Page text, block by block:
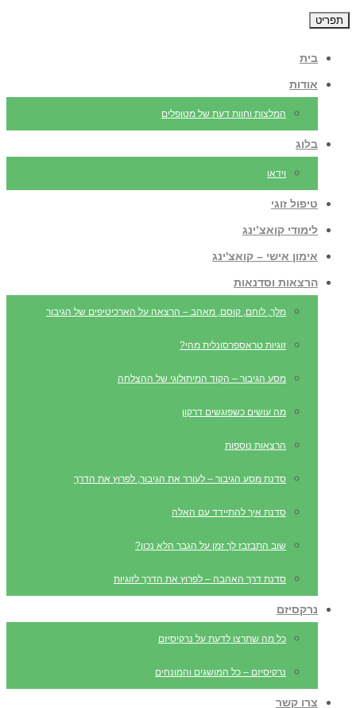
תפריט
בית
אודות
המלצות וחוות דעת של מטופלים
בלוג
וידאו
טיפול זוגי
לימודי קואצ’ינג
אימון אישי – קואצ'ינג
הרצאות וסדנאות
מלך, לוחם, קוסם, מאהב – הרצאה על הארכיטיפים של הגיבור
זוגיות טראספרסונלית מהי?
מסע הגיבור – הקוד המיתולוגי של ההצלחה
מה עושים כשפוגשים דרקון
הרצאות נוספות
סדנת מסע הגיבור – לעורר את הגיבור, לפרוץ את הדרך
סדנת איך להתיידד עם האלה
שוב התבזבז לך זמן על הגבר הלא נכון?
סדנת דרך האהבה – לפרוץ את הדרך לזוגיות
נרקסיזם
כל מה שתרצו לדעת על נרקיסיזם
נרקיסיזם – כל המושגים והמונחים
צרו קשר